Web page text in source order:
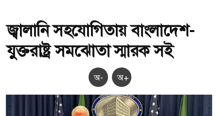
জ্বালানি সহযোগিতায় বাংলাদেশ-
যুক্তরাষ্ট্র সমঝোতা স্মারক সই
অ- অ+